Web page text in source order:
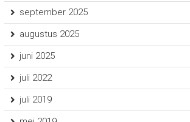
september 2025
augustus 2025
juni 2025
juli 2022
juli 2019